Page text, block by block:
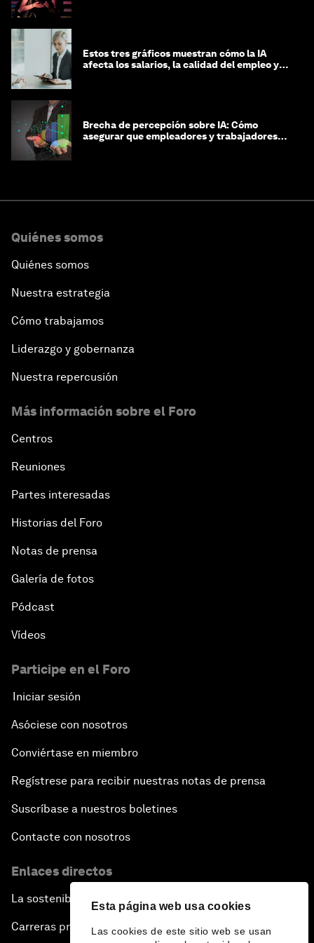
Esta página web usa cookies
Las cookies de este sitio web se usan
Estos tres gráficos muestran cómo la IA
afecta los salarios, la calidad del empleo y
Brecha de percepción sobre IA: Cómo
asegurar que empleadores y trabajadores
Quiénes somos
Quiénes somos
Nuestra estrategia
Cómo trabajamos
Liderazgo y gobernanza
Nuestra repercusión
Más información sobre el Foro
Centros
Reuniones
Partes interesadas
Historias del Foro
Notas de prensa
Galería de fotos
Pódcast
Vídeos
Participe en el Foro
Iniciar sesión
Asóciese con nosotros
Conviértase en miembro
Regístrese para recibir nuestras notas de prensa
Suscríbase a nuestros boletines
Contacte con nosotros
Enlaces directos
La sostenibilidad en el Foro
Carreras profesionales